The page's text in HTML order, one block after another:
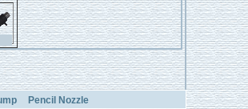
Pencil Nozzle